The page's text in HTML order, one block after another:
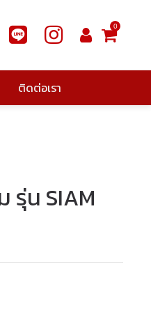
0
ติดต่อเรา
รุ่น SIAM